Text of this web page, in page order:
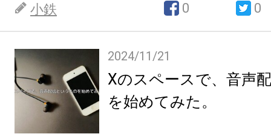
小鉄 0 0
2024/11/21
Xのスペースで、音声
を始めてみた。